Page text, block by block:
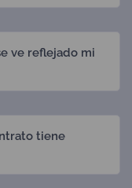
ve reflejado mi
tiene